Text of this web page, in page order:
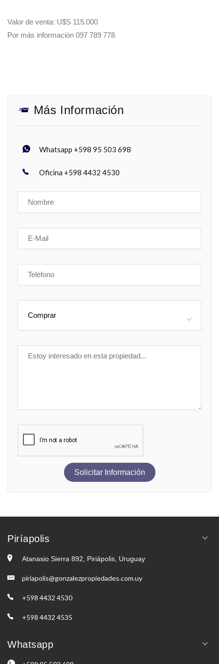
Valor de venta: U$S 115.000
Por más información 097 789 778
Más Información
Whatsapp +598 95 503 698
Oficina +598 4432 4530
Comprar
Solicitar Información
Piríapolis
Atanasio Sierra 892, Piriápolis, Uruguay
piriapolis@gonzalezpropiedades.com.uy
+598 4432 4530
+598 4432 4535
Whatsapp